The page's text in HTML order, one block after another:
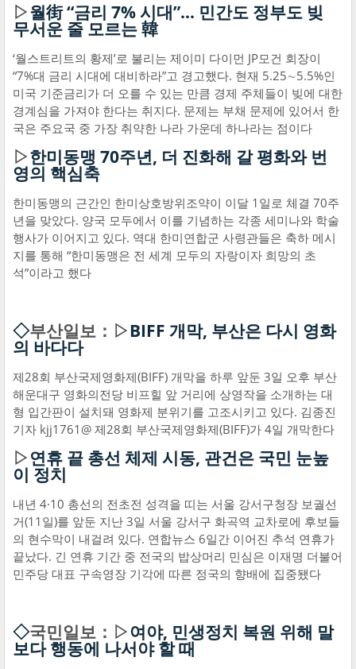
▷월街 “금리 7% 시대”… 민간도 정부도 빚
무서운 줄 모르는 韓
‘월스트리트의 황제’로 불리는 제이미 다이먼 JP모건 회장이
“7%대 금리 시대에 대비하라”고 경고했다. 현재 5.25∼5.5%인
미국 기준금리가 더 오를 수 있는 만큼 경제 주체들이 빚에 대한
경계심을 가져야 한다는 취지다. 문제는 부채 문제에 있어서 한
국은 주요국 중 가장 취약한 나라 가운데 하나라는 점이다
▷한미동맹 70주년, 더 진화해 갈 평화와 번
영의 핵심축
한미동맹의 근간인 한미상호방위조약이 이달 1일로 체결 70주
년을 맞았다. 양국 모두에서 이를 기념하는 각종 세미나와 학술
행사가 이어지고 있다. 역대 한미연합군 사령관들은 축하 메시
지를 통해 “한미동맹은 전 세계 모두의 자랑이자 희망의 초
석”이라고 했다
◇부산일보：▷BIFF 개막, 부산은 다시 영화
의 바다다
제28회 부산국제영화제(BIFF) 개막을 하루 앞둔 3일 오후 부산
해운대구 영화의전당 비프힐 앞 거리에 상영작을 소개하는 대
형 입간판이 설치돼 영화제 분위기를 고조시키고 있다. 김종진
기자 kjj1761@ 제28회 부산국제영화제(BIFF)가 4일 개막한다
▷연휴 끝 총선 체제 시동, 관건은 국민 눈높
이 정치
내년 4·10 총선의 전초전 성격을 띠는 서울 강서구청장 보궐선
거(11일)를 앞둔 지난 3일 서울 강서구 화곡역 교차로에 후보들
의 현수막이 내걸려 있다. 연합뉴스 6일간 이어진 추석 연휴가
끝났다. 긴 연휴 기간 중 전국의 밥상머리 민심은 이재명 더불어
민주당 대표 구속영장 기각에 따른 정국의 향배에 집중됐다
◇국민일보：▷여야, 민생정치 복원 위해 말
보다 행동에 나서야 할 때